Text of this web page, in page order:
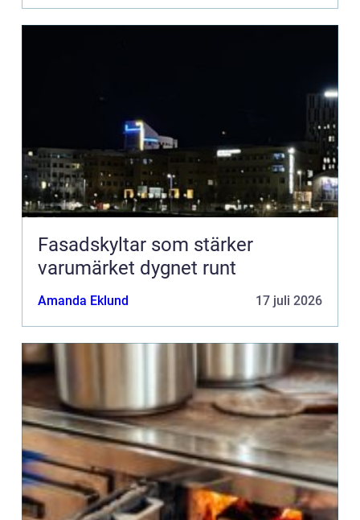
Fasadskyltar som stärker
varumärket dygnet runt
Amanda Eklund 17 juli 2026